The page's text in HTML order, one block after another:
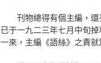
刊物總得有個主編，
已于一九二三年七月中旬
一來，主編《語絲》之責